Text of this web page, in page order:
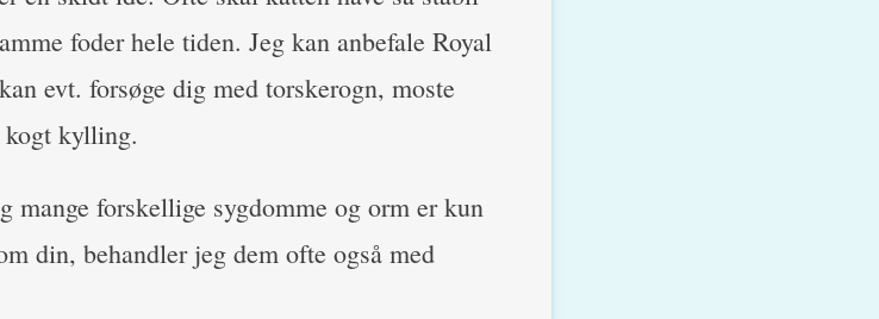
foder hele tiden. Jeg kan anbefale Royal
evt. forsøge dig med torskerogn, moste
kylling.
forskellige sygdomme og orm er kun
din, behandler jeg dem ofte også med